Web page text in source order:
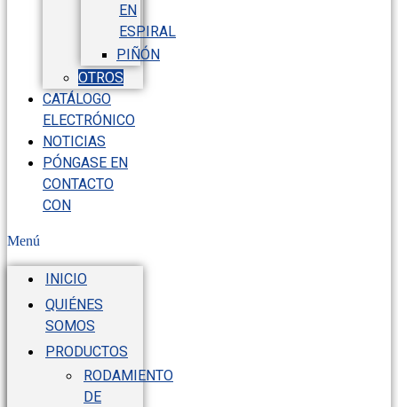
EN
ESPIRAL
PIÑÓN
OTROS
CATÁLOGO
ELECTRÓNICO
NOTICIAS
PÓNGASE EN
CONTACTO
CON
Menú
INICIO
QUIÉNES
SOMOS
PRODUCTOS
RODAMIENTO
DE